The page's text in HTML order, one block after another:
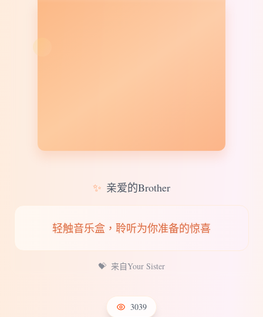
✨ 亲爱的Brother
轻触音乐盒，聆听为你准备的惊喜
💝 来自Your Sister
3039